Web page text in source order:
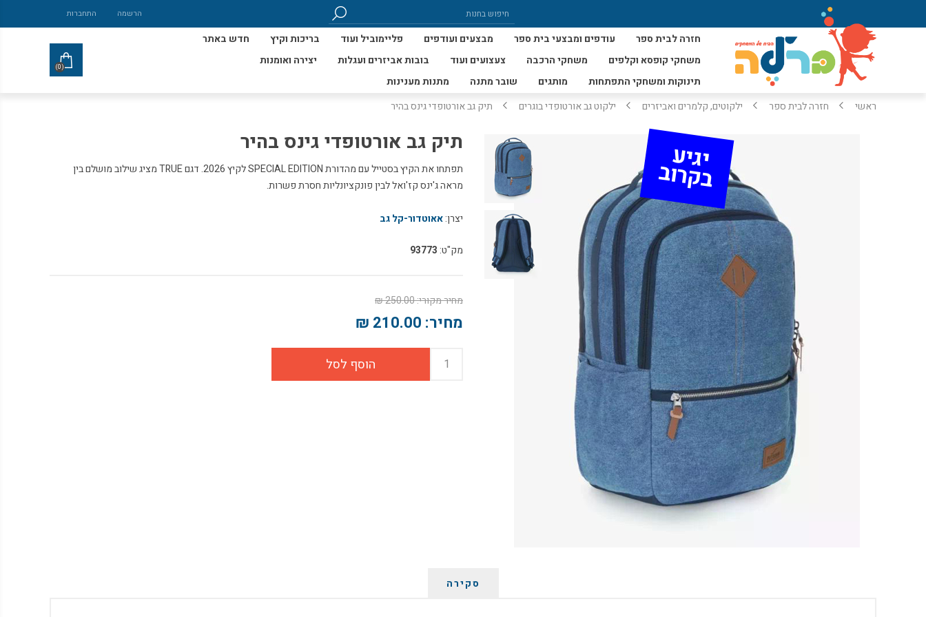
הרשמה התחברות
חזרה לבית ספר עודפים ומבצעי בית ספר מבצעים ועודפים פליימוביל ועוד בריכות וקיץ
חדש באתר
משחקי קופסא וקלפים
משחקי הרכבה צעצועים ועוד בובות אביזרים ועגלות
יצירה ואומנות
תינוקות ומשחקי התפתחות
מותגים שובר מתנה מתנות מענינות
(0)
ראשי חזרה לבית ספר ילקוטים, קלמרים ואביזרים ילקוט גב אורטופדי בוגרים תיק גב אורטופדי גינס בהיר
יגי
ע
ב
ק
רו
ב
תיק גב אורטופדי גינס בהיר
תפתחו את הקיץ בסטייל עם מהדורת SPECIAL EDITION לקיץ 2026. דגם TRUE מציג שילוב מושלם בין
מראה ג'ינס קז'ואל לבין פונקציונליות חסרת פשרות.
יצרן:אאוטדור-קל גב
מק"ט: 93773
מחיר מקורי:250.00 ₪
מחיר: 210.00 ₪
סקירה